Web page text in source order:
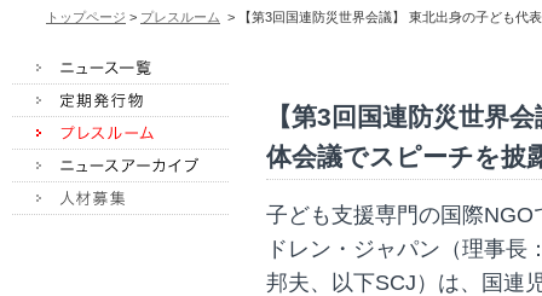
トップページ > プレスルーム > 【第3回国連防災世界会議】 東北出身の子ども代
【第3回国連防災世界
体会議でスピーチを披
子ども支援専門の国際
ドレン・ジャパン（理事
邦夫、以下SCJ）は、国連